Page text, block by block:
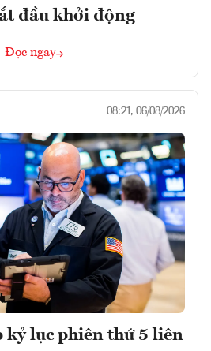
đầu khởi động
Đọc ngay
08:21, 06/08/2026
kỷ lục phiên thứ 5 liên